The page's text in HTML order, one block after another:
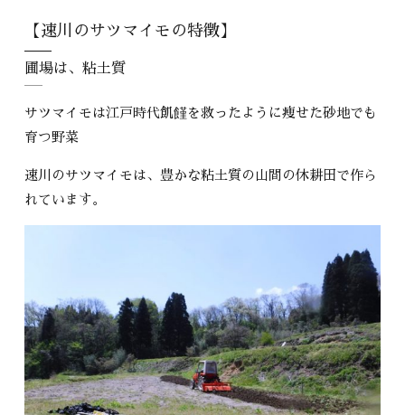
【速川のサツマイモの特徴】
圃場は、粘土質
サツマイモは江戸時代飢饉を救ったように痩せた砂地でも
育つ野菜
速川のサツマイモは、豊かな粘土質の山間の休耕田で作ら
れています。